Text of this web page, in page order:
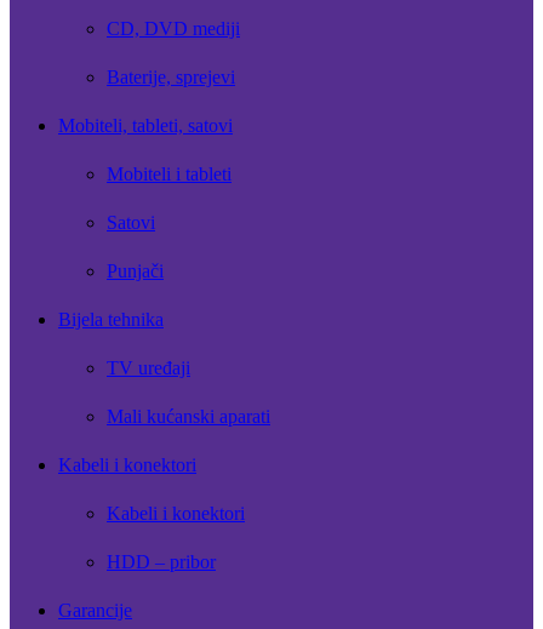
CD, DVD mediji
Baterije, sprejevi
Mobiteli, tableti, satovi
Mobiteli i tableti
Satovi
Punjači
Bijela tehnika
TV uređaji
Mali kućanski aparati
Kabeli i konektori
Kabeli i konektori
HDD – pribor
Garancije